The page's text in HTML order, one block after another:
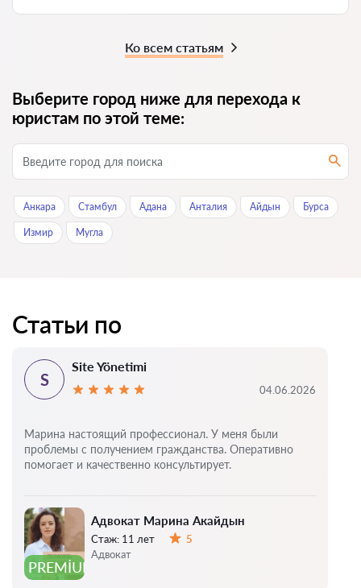
Ко всем статьям
Выберите город ниже для перехода к
юристам по этой теме:
Анкара Стамбул Адана Анталия Айдын Бурса
Измир Мугла
Статьи по
PREMIUM
Адвокат Марина Акайдын
Стаж: 11 лет
5
Адвокат
S
Site Yönetimi
04.06.2026
Марина настоящий профессионал. У меня были
проблемы с получением гражданства. Оперативно
помогает и качественно консультирует.